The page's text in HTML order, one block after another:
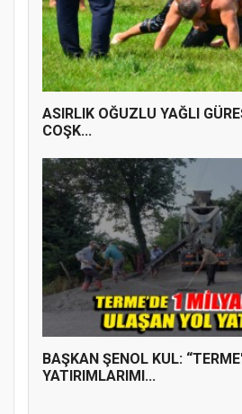
ASIRLIK OĞUZLU YAĞLI
COŞK...
BAŞKAN ŞENOL KUL:
YATIRIMLARIMI...